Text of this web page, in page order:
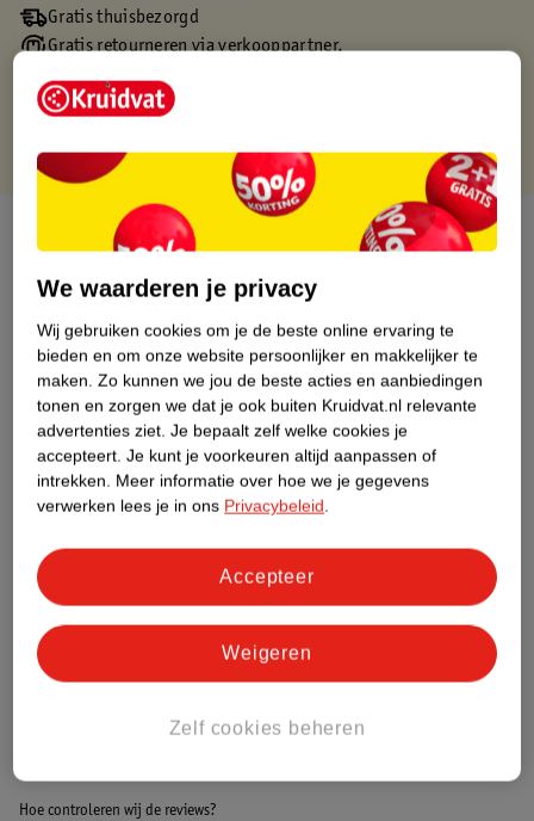
Gratis thuisbezorgd
Gratis retourneren via verkooppartner.
Over dit product
Productinformatie
Etiketinformatie
Nature Impact Score
Dit product heeft (nog) geen Nature
Impact Score.
Meer informatie
Bestel & Bezorginformatie
Hoe controleren wij de reviews?
We waarderen je privacy
Wij gebruiken cookies om je de beste online ervaring te
bieden en om onze website persoonlijker en makkelijker te
maken. Zo kunnen we jou de beste acties en aanbiedingen
tonen en zorgen we dat je ook buiten Kruidvat.nl relevante
advertenties ziet. Je bepaalt zelf welke cookies je
accepteert. Je kunt je voorkeuren altijd aanpassen of
intrekken. Meer informatie over hoe we je gegevens
verwerken lees je in ons Privacybeleid.
Zelf cookies beheren
Weigeren
Accepteer